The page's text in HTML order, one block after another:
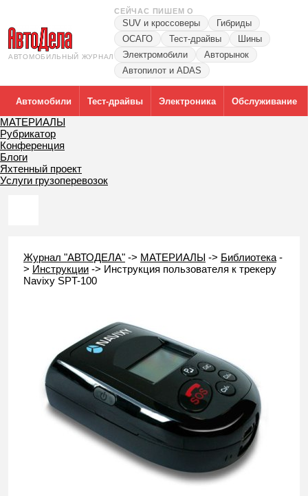
АВТОМОБИЛЬНЫЙ ЖУРНАЛ
СЕЙЧАС ПИШЕМ О
SUV и кроссоверы
Гибриды
ОСАГО
Тест-драйвы
Шины
Электромобили
Авторынок
Автопилот и ADAS
Автомобили Тест-драйвы Электроника Обслуживание
МАТЕРИАЛЫ
Рубрикатор
Конференция
Блоги
Яхтенный проект
Услуги грузоперевозок
Журнал "АВТОДЕЛА" -> МАТЕРИАЛЫ -> Библиотека -
> Инструкции -> Инструкция пользователя к трекеру
Navixy SPT-100